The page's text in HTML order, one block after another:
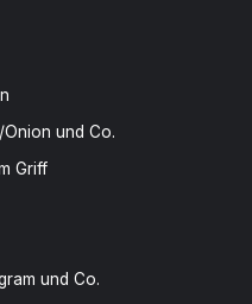
und Co.
Griff
und Co.